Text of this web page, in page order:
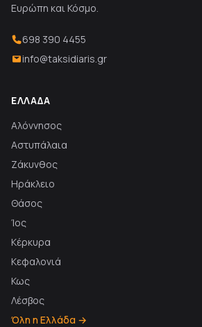
Ευρώπη και Κόσμο.
698 390 4455
info@taksidiaris.gr
ΕΛΛΆΔΑ
Αλόννησος
Αστυπάλαια
Ζάκυνθος
Ηράκλειο
Θάσος
Ίος
Κέρκυρα
Κεφαλονιά
Κως
Λέσβος
Όλη η Ελλάδα →